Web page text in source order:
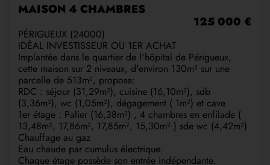
MAISON 4 CHAMBRES
125 000 €
PÉRIGUEUX (24000)
IDÉAL INVESTISSEUR OU 1ER ACHAT
Implantée dans le quartier de l'hôpital de Périgueux,
cette maison sur 2 niveaux, d'environ 130m² sur une
parcelle de 513m², propose:
RDC : séjour (31,29m²), cuisine (16,10m²), sdb
(3,36m²), wc (1,05m²), dégagement ( 1m²) et cave
1er étage : Palier (16,38m²) , 4 chambres en enfilade (
13,48m², 17,86m², 17,85m², 15,30m² ) sde wc (4,42m²)
Chauffage au gaz
Eau chaude par cumulus électrique.
Chaque étage possède son entrée indépendante.